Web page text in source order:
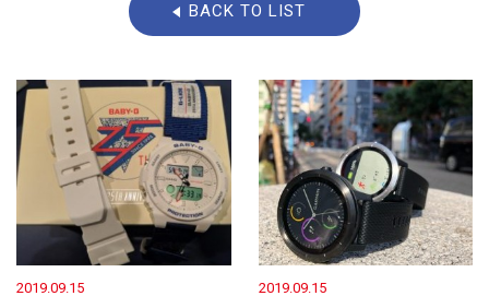
BACK TO LIST
2019.09.15 2019.09.15